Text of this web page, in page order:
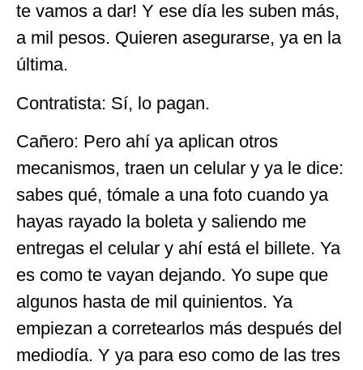
te vamos a dar! Y ese día les suben más,
a mil pesos. Quieren asegurarse, ya en la
última.
Contratista: Sí, lo pagan.
Cañero: Pero ahí ya aplican otros
mecanismos, traen un celular y ya le dice:
sabes qué, tómale a una foto cuando ya
hayas rayado la boleta y saliendo me
entregas el celular y ahí está el billete. Ya
es como te vayan dejando. Yo supe que
algunos hasta de mil quinientos. Ya
empiezan a corretearlos más después del
mediodía. Y ya para eso como de las tres